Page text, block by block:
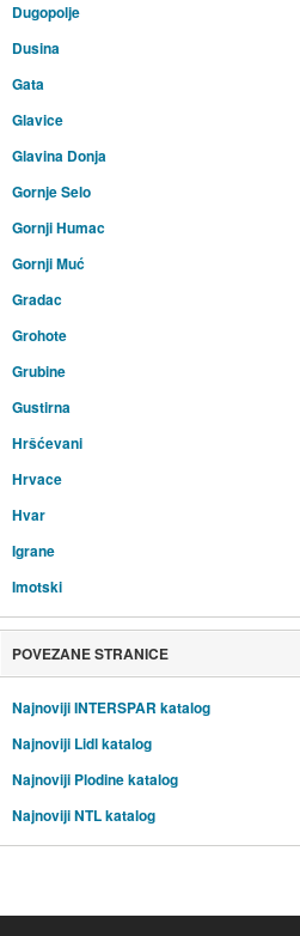
Dugopolje
Dusina
Gata
Glavice
Glavina Donja
Gornje Selo
Gornji Humac
Gornji Muć
Gradac
Grohote
Grubine
Gustirna
Hršćevani
Hrvace
Hvar
Igrane
Imotski
POVEZANE STRANICE
Najnoviji INTERSPAR katalog
Najnoviji Lidl katalog
Najnoviji Plodine katalog
Najnoviji NTL katalog